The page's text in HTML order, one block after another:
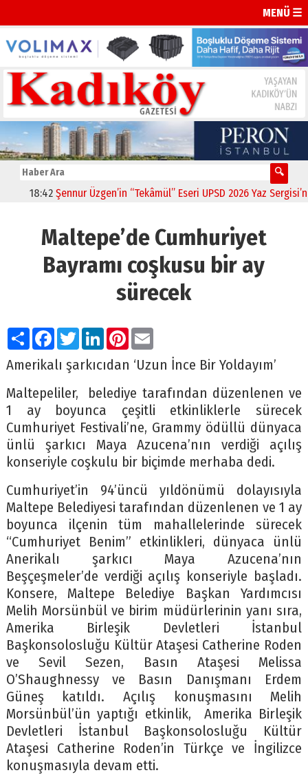
MENÜ ☰
18:42 Şennur Üzgen’in “Tekâmül” Eseri UPSD 2026 Yaz
Maltepe’de Cumhuriyet
Bayramı coşkusu bir ay
sürecek
PaylaşFacebook
TwitterLinkedIn
Pinterest
Email
Amerikalı şarkıcıdan ‘Uzun İnce Bir Yoldayım’
Maltepeliler, belediye tarafından düzenlenen ve
1 ay boyunca çeşitli etkinliklerle sürecek
Cumhuriyet Festivali’ne, Grammy ödüllü dünyaca
ünlü şarkıcı Maya Azucena’nın verdiği açılış
konseriyle coşkulu bir biçimde merhaba dedi.
Cumhuriyet’in 94’üncü yıldönümü dolayısıyla
Maltepe Belediyesi tarafından düzenlenen ve 1 ay
boyunca ilçenin tüm mahallelerinde sürecek
“Cumhuriyet Benim” etkinlikleri, dünyaca ünlü
Anerikalı şarkıcı Maya Azucena’nın
Beşçeşmeler’de verdiği açılış konseriyle başladı.
Konsere, Maltepe Belediye Başkan Yardımcısı
Melih Morsünbül ve birim müdürlerinin yanı sıra,
Amerika Birleşik Devletleri İstanbul
Başkonsolosluğu Kültür Ataşesi Catherine Roden
ve Sevil Sezen, Basın Ataşesi Melissa
O’Shaughnessy ve Basın Danışmanı Erdem
Güneş katıldı. Açılış konuşmasını Melih
Morsünbül’ün yaptığı etkinlik, Amerika Birleşik
Devletleri İstanbul Başkonsolosluğu Kültür
Ataşesi Catherine Roden’in Türkçe ve İngilizce
konuşmasıyla devam etti.